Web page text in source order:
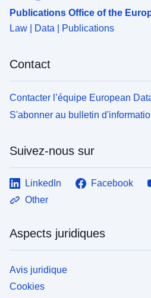
Publications Office of the
Law | Data | Publications
Contact
Contacter l’équipe European
S'abonner au bulletin
Suivez-nous sur
LinkedIn Facebook
Other
Aspects juridiques
Avis juridique
Cookies